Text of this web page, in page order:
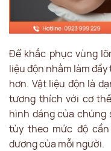
Để khắc phục vùng
liệu độn nhằm làm
hơn. Vật liệu độn là
tương thích với cơ
hình dáng của chúng
tùy theo mức độ
dương của mỗi người.